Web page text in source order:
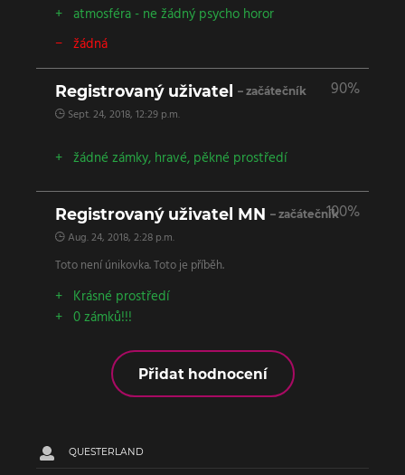
atmosféra - ne žádný psycho horor
žádná
90%
Registrovaný uživatel – začátečník
Sept. 24, 2018, 12:29 p.m.
žádné zámky, hravé, pěkné prostředí
100%
Registrovaný uživatel MN – začátečník
Aug. 24, 2018, 2:28 p.m.
Toto není únikovka. Toto je příběh.
Krásné prostředí
0 zámků!!!
Přidat hodnocení
QUESTERLAND